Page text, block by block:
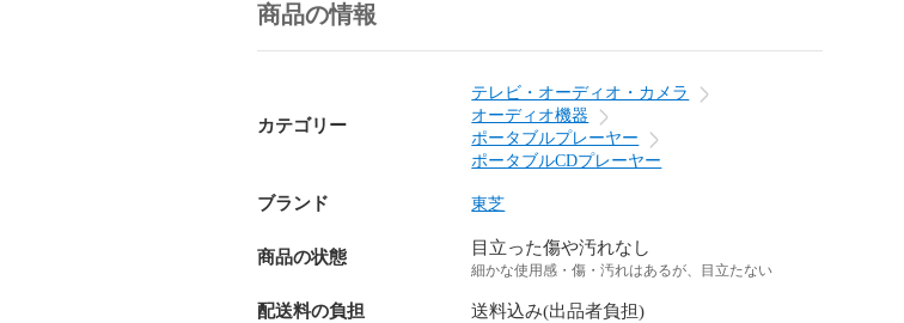
商品の情報
カテゴリー
テレビ・オーディオ・カメラ
オーディオ機器
ポータブルプレーヤー
ポータブルCDプレーヤー
ブランド 東芝
商品の状態 目立った傷や汚れなし
細かな使用感・傷・汚れはあるが、目立たない
配送料の負担 送料込み(出品者負担)